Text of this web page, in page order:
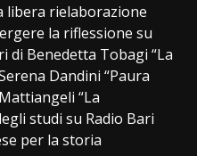
libera rielaborazione
la riflessione su
di Benedetta Tobagi “La
Dandini “Paura
“La
studi su Radio Bari
per la storia